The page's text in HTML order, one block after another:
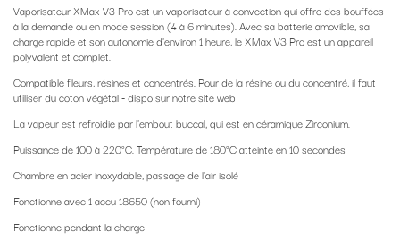
Vaporisateur XMax V3 Pro est un vaporisateur à convection qui offre des bouffées
à la demande ou en mode session (4 à 6 minutes). Avec sa batterie amovible, sa
charge rapide et son autonomie d'environ 1 heure, le XMax V3 Pro est un appareil
polyvalent et complet.
Compatible fleurs, résines et concentrés. Pour de la résine ou du concentré, il faut
utiliser du coton végétal - dispo sur notre site web
La vapeur est refroidie par l'embout buccal, qui est en céramique Zirconium.
Puissance de 100 à 220°C. Température de 180°C atteinte en 10 secondes
Chambre en acier inoxydable, passage de l'air isolé
Fonctionne avec 1 accu 18650 (non fourni)
Fonctionne pendant la charge